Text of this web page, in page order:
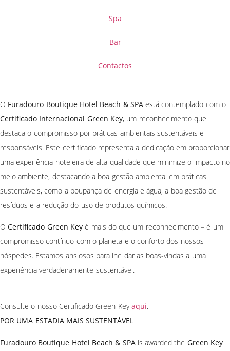
Spa
Bar
Contactos
O Furadouro Boutique Hotel Beach & SPAestá contemplado com o
Certificado Internacional Green Key, um reconhecimento que
destaca o compromisso por práticas ambientais sustentáveis e
responsáveis. Este certificado representa a dedicação em proporcionar
uma experiência hoteleira de alta qualidade que minimize o impacto no
meio ambiente, destacando a boa gestão ambiental em práticas
sustentáveis, como a poupança de energia e água, a boa gestão de
resíduos e a redução do uso de produtos químicos.
OCertificado Green Keyé mais do que um reconhecimento – é um
compromisso contínuo com o planeta e o conforto dos nossos
hóspedes. Estamos ansiosos para lhe dar as boas-vindas a uma
experiência verdadeiramente sustentável.
Consulte o nosso Certificado Green Keyaqui.
POR UMA ESTADIA MAIS SUSTENTÁVEL
Furadouro Boutique Hotel Beach & SPAis awarded the Green Key